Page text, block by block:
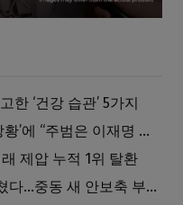
한 ‘건강 습관’ 5가지
국힘, 추미애 ‘경기 재정비상 상황’에 “주범은 이재명 전 지사”
제압 누적 1위 탈환
사우디·튀르키예·파키스탄 뭉쳤다…중동 새 안보축 부상하나